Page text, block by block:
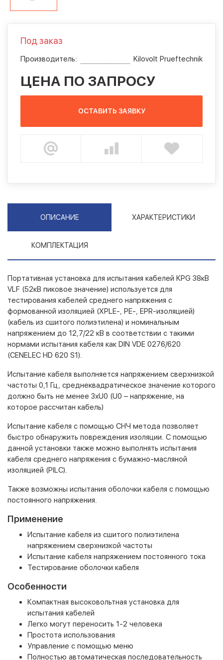
Под заказ
Производитель: Kilovolt Prueftechnik
ЦЕНА ПО ЗАПРОСУ
ОСТАВИТЬ ЗАЯВКУ
ОПИСАНИЕ ХАРАКТЕРИСТИКИ
КОМПЛЕКТАЦИЯ
Портативная установка для испытания кабелей KPG 38кВ
VLF (52кВ пиковое значение) используется для
тестирования кабелей среднего напряжения с
формованной изоляцией (XPLE-, PE-, EPR-изоляцией)
(кабель из сшитого полиэтилена) и номинальным
напряжением до 12,7/22 кВ в соответствии с такими
нормами испытания кабеля как DIN VDE 0276/620
(CENELEC HD 620 S1).
Испытание кабеля выполняется напряжением сверхнизкой
частоты 0,1 Гц, среднеквадратическое значение которого
должно быть не менее 3хU0 (U0 – напряжение, на
которое рассчитан кабель)
Испытание кабеля с помощью СНЧ метода позволяет
быстро обнаружить повреждения изоляции. С помощью
данной установки также можно выполнять испытания
кабеля среднего напряжения с бумажно-масляной
изоляцией (PILC).
Также возможны испытания оболочки кабеля с помощью
постоянного напряжения.
Применение
Испытание кабеля из сшитого полиэтилена
напряжением сверхнизкой частоты
Испытание кабеля напряжением постоянного тока
Тестирование оболочки кабеля
Особенности
Компактная высоковольтная установка для
испытания кабелей
Легко могут переносить 1-2 человека
Простота использования
Управление с помощью меню
Полностью автоматическая последовательность